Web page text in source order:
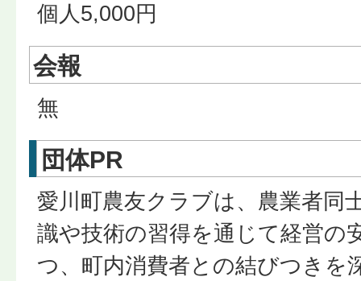
個人5,000円
会報
無
団体PR
愛川町農友クラブは、農業者同
識や技術の習得を通じて経営の
つ、町内消費者との結びつきを